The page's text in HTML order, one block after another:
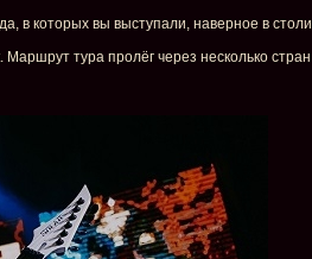
которых вы выступали, наверное в
тура пролёг через несколько